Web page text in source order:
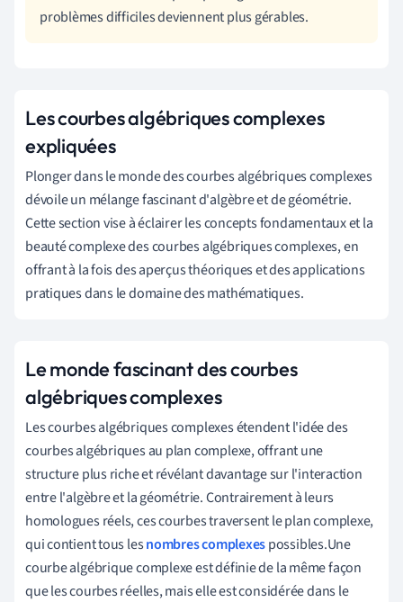
problèmes difficiles deviennent plus gérables.
Les courbes algébriques complexes
expliquées
Plonger dans le monde des courbes algébriques complexes
dévoile un mélange fascinant d'algèbre et de géométrie.
Cette section vise à éclairer les concepts fondamentaux et la
beauté complexe des courbes algébriques complexes, en
offrant à la fois des aperçus théoriques et des applications
pratiques dans le domaine des mathématiques.
Le monde fascinant des courbes
algébriques complexes
Les courbes algébriques complexes étendent l'idée des
courbes algébriques au plan complexe, offrant une
structure plus riche et révélant davantage sur l'interaction
entre l'algèbre et la géométrie. Contrairement à leurs
homologues réels, ces courbes traversent le plan complexe,
qui contient tous lesnombres complexespossibles.Une
courbe algébrique complexe est définie de la même façon
que les courbes réelles, mais elle est considérée dans le